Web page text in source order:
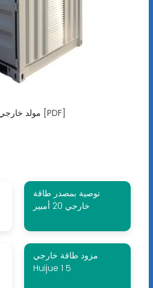
مولد خارجي مزود بمصدر طاقة خارجي [PDF]
توصية بمصدر طاقة
خارجي 20 أمبير
مزود طاقة خارجي
Huijue 1 5